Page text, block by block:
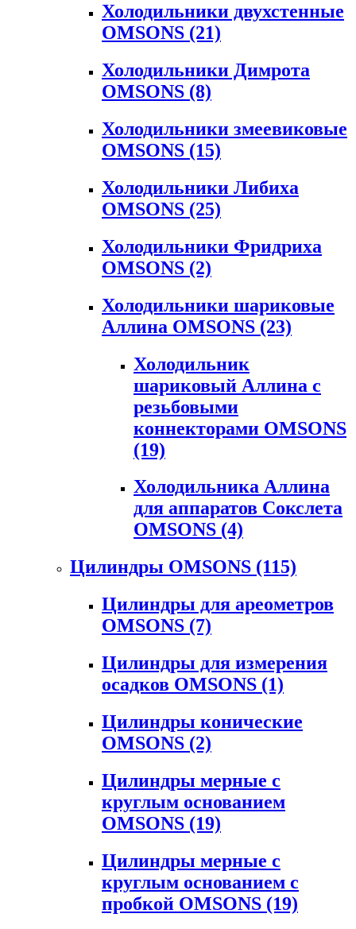
Холодильники двухстенные
OMSONS (21)
Холодильники Димрота
OMSONS (8)
Холодильники змеевиковые
OMSONS (15)
Холодильники Либиха
OMSONS (25)
Холодильники Фридриха
OMSONS (2)
Холодильники шариковые
Аллина OMSONS (23)
Холодильник
шариковый Аллина с
резьбовыми
коннекторами OMSONS
(19)
Холодильника Аллина
для аппаратов Сокслета
OMSONS (4)
Цилиндры OMSONS (115)
Цилиндры для ареометров
OMSONS (7)
Цилиндры для измерения
осадков OMSONS (1)
Цилиндры конические
OMSONS (2)
Цилиндры мерные с
круглым основанием
OMSONS (19)
Цилиндры мерные с
круглым основанием с
пробкой OMSONS (19)